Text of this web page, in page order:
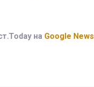
на Google News